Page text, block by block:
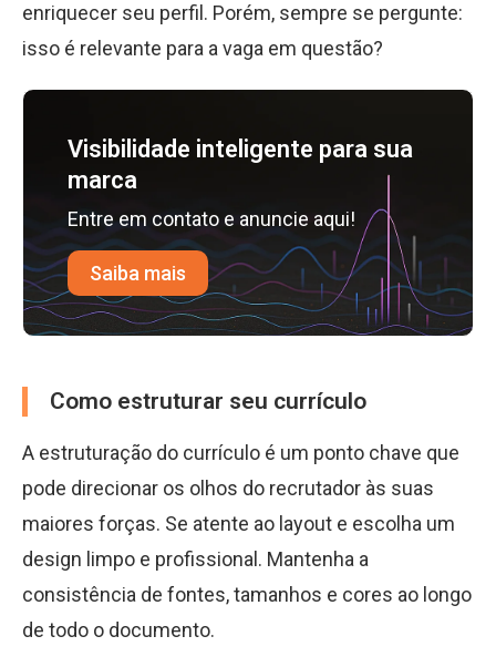
enriquecer seu perfil. Porém, sempre se pergunte:
isso é relevante para a vaga em questão?
Visibilidade inteligente para sua
marca
Entre em contato e anuncie aqui!
Saiba mais
Como estruturar seu currículo
A estruturação do currículo é um ponto chave que
pode direcionar os olhos do recrutador às suas
maiores forças. Se atente ao layout e escolha um
design limpo e profissional. Mantenha a
consistência de fontes, tamanhos e cores ao longo
de todo o documento.